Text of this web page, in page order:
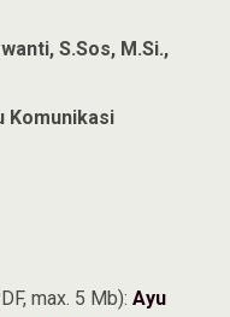
S.Sos, M.Si.,
Komunikasi
max. 5 Mb):Ayu